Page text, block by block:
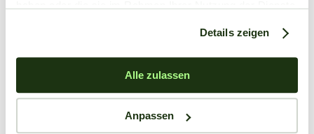
Details zeigen
Alle zulassen
Anpassen